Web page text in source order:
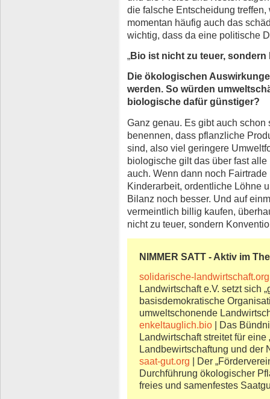
die falsche Entscheidung
momentan häufig auch das
wichtig, dass da eine politische
„Bio ist nicht zu teuer,
Die ökologischen
werden. So würden
biologische dafür günstiger?
Ganz genau. Es gibt auch
benennen, dass pflanzliche
sind, also viel geringere
biologische gilt das über fast
auch. Wenn dann noch
Kinderarbeit, ordentliche Löhne
Bilanz noch besser. Und auf
vermeintlich billig kaufen,
nicht zu teuer, sondern
NIMMER SATT - Aktiv im
solidarische-landwirtschaft.org
Landwirtschaft e.V. setzt sich
basisdemokratische
umweltschonende
enkeltauglich.bio | Das
Landwirtschaft streitet für
Landbewirtschaftung und der
saat-gut.org | Der
Durchführung ökologischer
freies und samenfestes